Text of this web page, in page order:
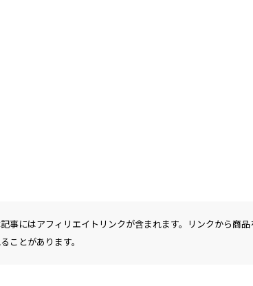
事にはアフィリエイトリンクが含まれます。リンクから商
ことがあります。